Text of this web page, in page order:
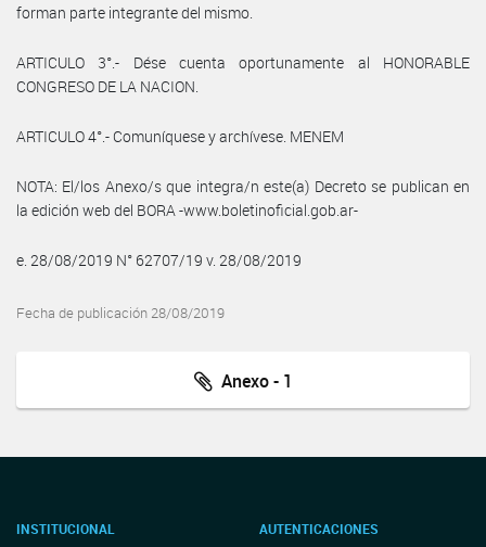
forman parte integrante del mismo.
ARTICULO 3°.- Dése cuenta oportunamente al HONORABLE
CONGRESO DE LA NACION.
ARTICULO 4°.- Comuníquese y archívese. MENEM
NOTA: El/los Anexo/s que integra/n este(a) Decreto se publican en
la edición web del BORA -www.boletinoficial.gob.ar-
e. 28/08/2019 N° 62707/19 v. 28/08/2019
Fecha de publicación 28/08/2019
Anexo - 1
INSTITUCIONAL AUTENTICACIONES